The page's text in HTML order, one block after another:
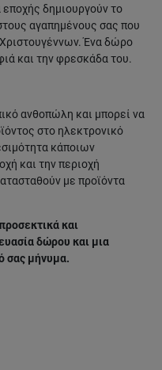
δημιουργούν το
αγαπημένους σας που
Ένα δώρο
και την φρεσκάδα του.
ανθοπώλη και μπορεί να
στο ηλεκτρονικό
κάποιων
και την περιοχή
με προϊόντα
και
δώρου και μια
σας μήνυμα.